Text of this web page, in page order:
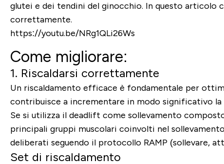
glutei e dei tendini del ginocchio. In questo articolo
correttamente.
https://youtu.be/NRg1QLi26Ws
Come migliorare:
1. Riscaldarsi correttamente
Un riscaldamento efficace è fondamentale per
contribuisce a incrementare in modo significativo
Se si utilizza il deadlift come sollevamento
principali gruppi muscolari coinvolti nel
deliberati seguendo il protocollo RAMP (sollevare,
Set di riscaldamento